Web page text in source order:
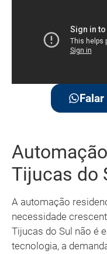
Tijucas do
A automação
necessidade
Tijucas do Sul não é
tecnologia, a